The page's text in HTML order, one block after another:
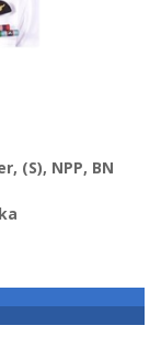
(S), NPP, BN